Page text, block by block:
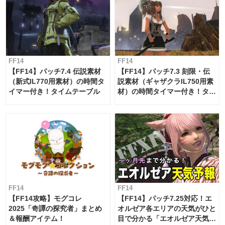
FF14
【FF14】パッチ7.4 伝説素材
（新式IL770用素材）の時間タ
イマー付き！タイムテーブル
FF14
【FF14】パッチ7.3 刻限・伝
説素材（ギャザクラIL750用素
材）の時間タイマー付き！タイ
FF14
【FF14攻略】モグコレ
2025「奇譚の探究者」まとめ
＆報酬アイテム！
FF14
【FF14】パッチ7.25対応！エ
オルゼア各エリアの天気がひと
目で分かる「エオルゼア天気予